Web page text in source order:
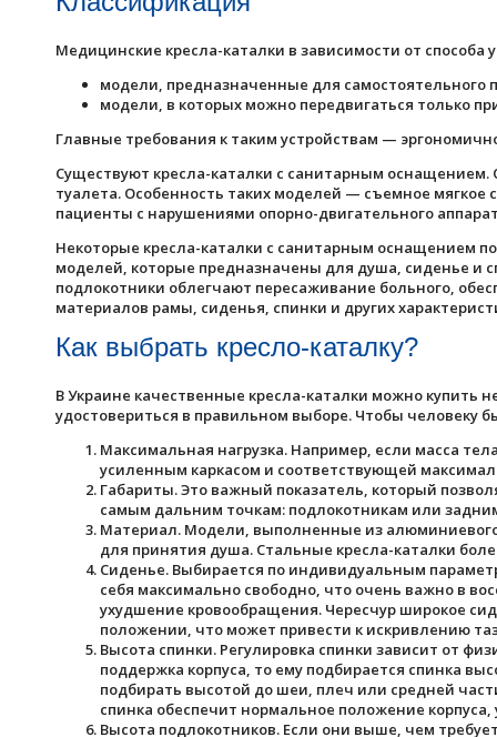
Медицинские кресла-каталки в зависимости от способа
модели, предназначенные для самостоятельного
модели, в которых можно передвигаться только
Главные требования к таким устройствам —
Существуют кресла-каталки с санитарным оснащением.
туалета. Особенность таких моделей — съемное
пациенты с нарушениями опорно-двигательного
Некоторые кресла-каталки с санитарным оснащением
моделей, которые предназначены для душа, сиденье и
подлокотники облегчают пересаживание больного,
материалов рамы, сиденья, спинки и других
Как выбрать кресло-каталку?
В Украине качественные кресла-каталки можно купить
удостовериться в правильном выборе. Чтобы человеку
Максимальная нагрузка. Например, если масса
усиленным каркасом и соответствующей
Габариты. Это важный показатель, который
самым дальним точкам: подлокотникам или
Материал. Модели, выполненные из
для принятия душа. Стальные кресла-каталки
Сиденье. Выбирается по индивидуальным
себя максимально свободно, что очень важно в
ухудшение кровообращения. Чересчур широкое
положении, что может привести к искривлению
Высота спинки. Регулировка спинки зависит от
поддержка корпуса, то ему подбирается спинка
подбирать высотой до шеи, плеч или средней
спинка обеспечит нормальное положение
Высота подлокотников. Если они выше, чем